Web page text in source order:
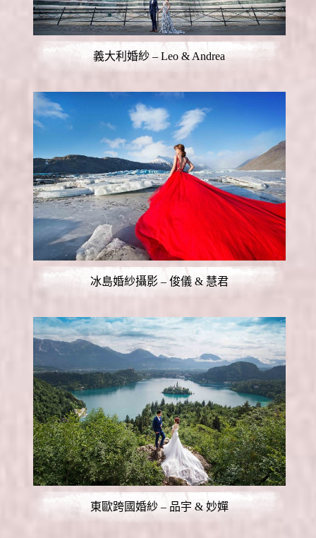
義大利婚紗 – Leo & Andrea
冰島婚紗攝影 – 俊儀 & 慧君
東歐跨國婚紗 – 品宇 & 妙嬋